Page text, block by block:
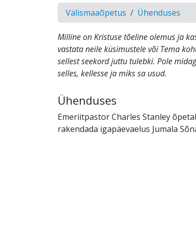
Välismaaõpetus Ühenduses
Milline on Kristuse tõeline olemus ja
vastata neile küsimustele või Tema
sellest seekord juttu tulebki. Pole
selles, kellesse ja miks sa usud.
Ühenduses
Emeriitpastor Charles Stanley
rakendada igapäevaelus Jumala